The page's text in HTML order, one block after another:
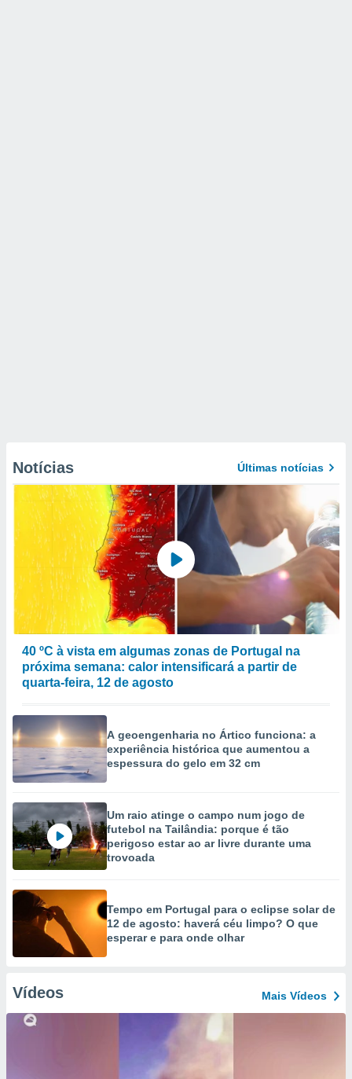
Notícias Últimas notícias
40 ºC à vista em algumas zonas de Portugal na
próxima semana: calor intensificará a partir de
quarta-feira, 12 de agosto
A geoengenharia no Ártico funciona: a
experiência histórica que aumentou a
espessura do gelo em 32 cm
Um raio atinge o campo num jogo de
futebol na Tailândia: porque é tão
perigoso estar ao ar livre durante uma
trovoada
Tempo em Portugal para o eclipse solar de
12 de agosto: haverá céu limpo? O que
esperar e para onde olhar
Vídeos Mais Vídeos